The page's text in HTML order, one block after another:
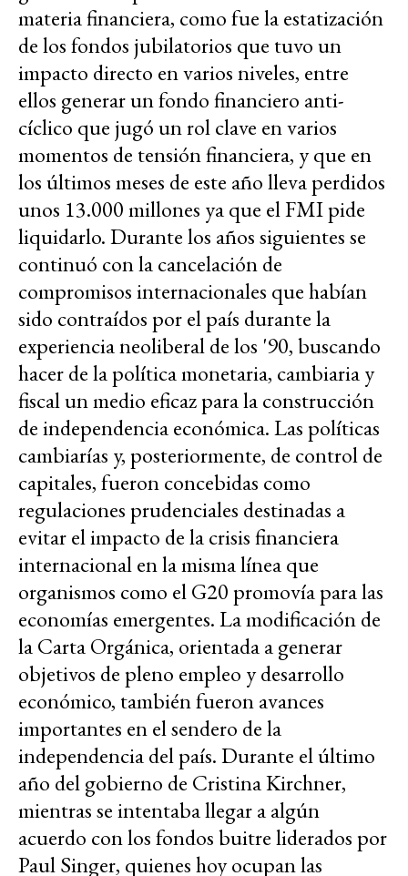
materia financiera, como fue la estatización
de los fondos jubilatorios que tuvo un
impacto directo en varios niveles, entre
ellos generar un fondo financiero anti-
cíclico que jugó un rol clave en varios
momentos de tensión financiera, y que en
los últimos meses de este año lleva perdidos
unos 13.000 millones ya que el FMI pide
liquidarlo. Durante los años siguientes se
continuó con la cancelación de
compromisos internacionales que habían
sido contraídos por el país durante la
experiencia neoliberal de los '90, buscando
hacer de la política monetaria, cambiaria y
fiscal un medio eficaz para la construcción
de independencia económica. Las políticas
cambiarías y, posteriormente, de control de
capitales, fueron concebidas como
regulaciones prudenciales destinadas a
evitar el impacto de la crisis financiera
internacional en la misma línea que
organismos como el G20 promovía para las
economías emergentes. La modificación de
la Carta Orgánica, orientada a generar
objetivos de pleno empleo y desarrollo
económico, también fueron avances
importantes en el sendero de la
independencia del país. Durante el último
año del gobierno de Cristina Kirchner,
mientras se intentaba llegar a algún
acuerdo con los fondos buitre liderados por
Paul Singer, quienes hoy ocupan las